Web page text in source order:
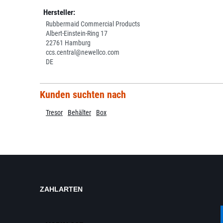
Hersteller:
Rubbermaid Commercial Products
Albert-Einstein-Ring 17
22761 Hamburg
ccs.central@newellco.com
DE
Kunden suchten nach
Tresor Behälter Box
ZAHLARTEN